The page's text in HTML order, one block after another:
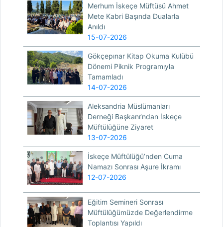
Merhum İskeçe Müftüsü Ahmet
Mete Kabri Başında Dualarla
Anıldı
15-07-2026
Gökçepınar Kitap Okuma Kulübü
Dönemi Piknik Programıyla
Tamamladı
14-07-2026
Aleksandria Müslümanları
Derneği Başkanı’ndan İskeçe
Müftülüğüne Ziyaret
13-07-2026
İskeçe Müftülüğü’nden Cuma
Namazı Sonrası Aşure İkramı
12-07-2026
Eğitim Semineri Sonrası
Müftülüğümüzde Değerlendirme
Toplantısı Yapıldı